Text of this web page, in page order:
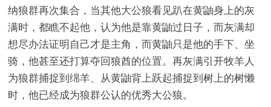
纳狼群再次集合，当其他大公狼看见趴在黄鼬身上的灰
满时，都瞧不起他，认为他是靠黄鼬过日子，而灰满却
想尽办法证明自己才是主角，而黄鼬只是他的手下、坐
骑，他甚至还打算夺回狼酋的位置。再灰满引开牧羊人
为狼群捕捉到绵羊、从黄鼬背上跃起捕捉到树上的树懒
时，他已经成为狼群公认的优秀大公狼。